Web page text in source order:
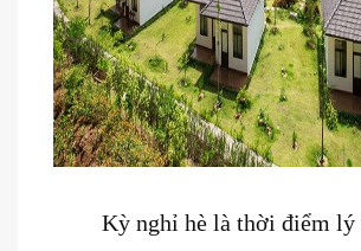
Kỳ nghỉ hè là thời điểm lý